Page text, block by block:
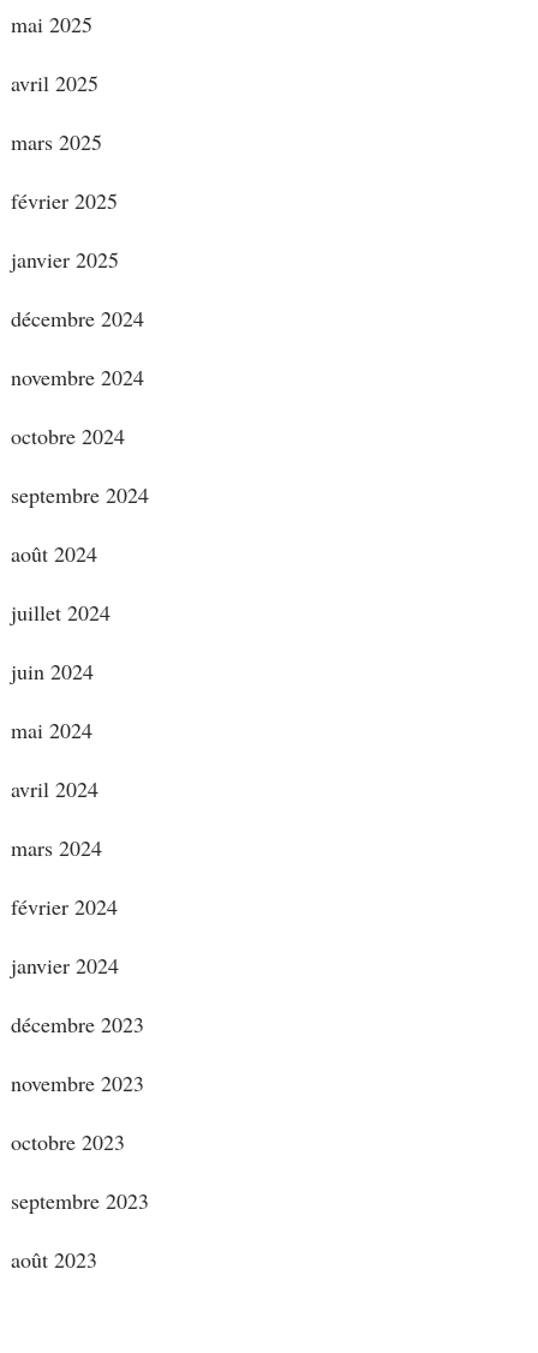
mai 2025
avril 2025
mars 2025
février 2025
janvier 2025
décembre 2024
novembre 2024
octobre 2024
septembre 2024
août 2024
juillet 2024
juin 2024
mai 2024
avril 2024
mars 2024
février 2024
janvier 2024
décembre 2023
novembre 2023
octobre 2023
septembre 2023
août 2023